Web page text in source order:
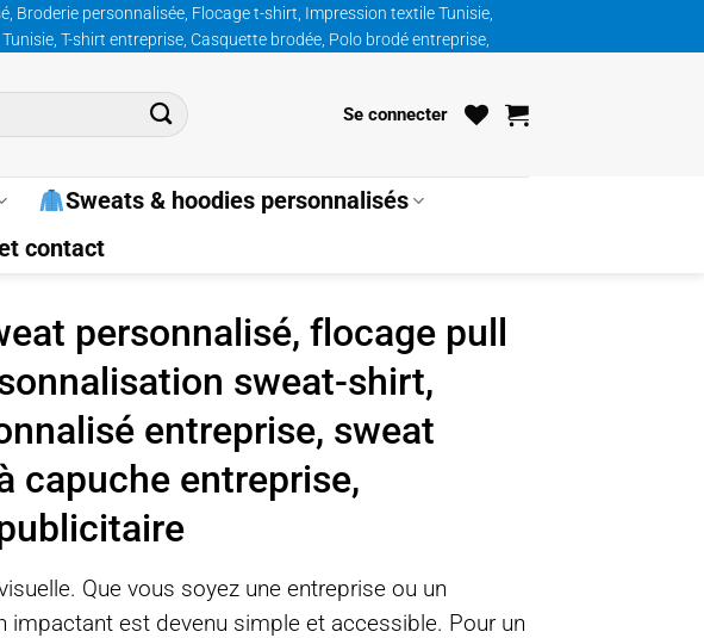
Broderie personnalisée, Flocage t-shirt, Impression textile Tunisie,
T-shirt entreprise, Casquette brodée, Polo brodé entreprise,
Se connecter
Sweats & hoodies personnalisés
contact
personnalisé, flocage pull
sweat-shirt,
entreprise, sweat
capuche entreprise,
Que vous soyez une entreprise ou un
est devenu simple et accessible. Pour un